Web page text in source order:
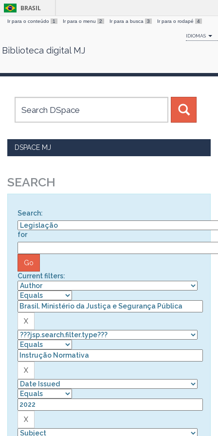
Skip
BRASIL
Ir para o conteúdo 1 Ir para o menu 2 Ir para a busca 3 Ir para o rodapé 4
IDIOMAS
Biblioteca digital MJ
DSPACE MJ
SEARCH
Search:
for
Current filters: